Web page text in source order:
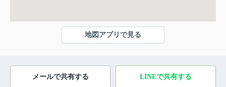
地図アプリで見る
メールで共有する LINEで共有する